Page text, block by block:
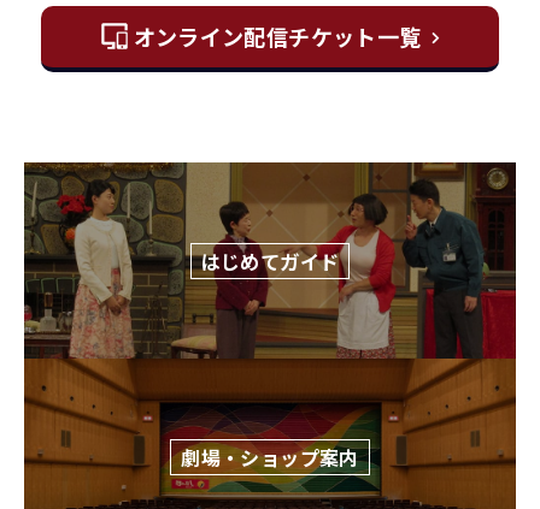
オンライン配信チケット一覧
はじめてガイド
劇場・ショップ案内